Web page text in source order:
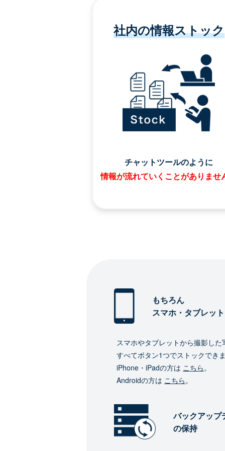
社内の情報ストック
チャットツールのように
情報が流れていくことがありませ
もちろん
スマホ・タブレッ
スマホやタブレットから撮影した
すべてボタン1つでストックでき
iPhone・iPadの方は こちら。
Androidの方は こちら。
バックアップ
の保持